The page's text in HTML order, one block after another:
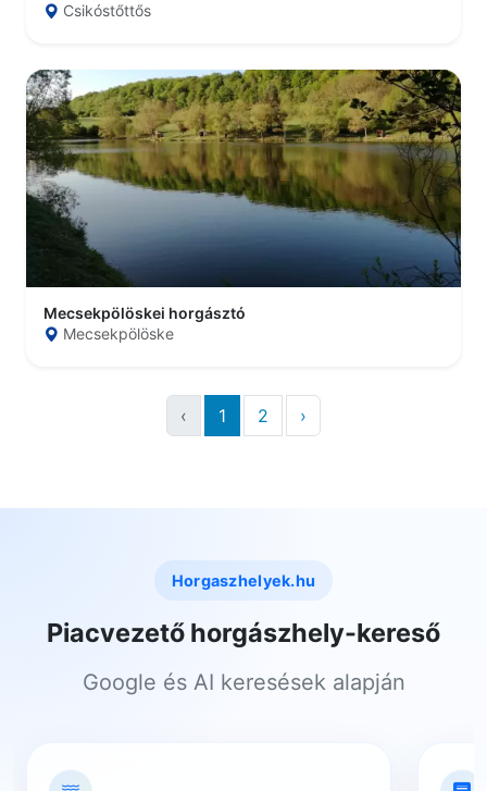
Csikóstőttős
Mecsekpölöskei horgásztó
Mecsekpölöske
‹ 1 2 ›
Horgaszhelyek.hu
Piacvezető horgászhely-kereső
Google és AI keresések alapján